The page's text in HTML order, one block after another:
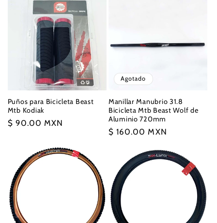
Puños para Bicicleta Beast
Mtb Kodiak
Precio
$ 90.00 MXN
Agotado
Manillar Manubrio 31.8
Bicicleta Mtb Beast Wolf de
Aluminio 720mm
Precio
$ 160.00 MXN